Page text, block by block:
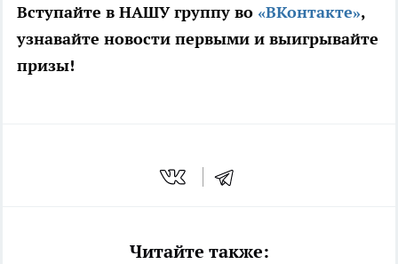
Вступайте в НАШУ группу во «ВКонтакте»,
узнавайте новости первыми и выигрывайте
призы!
Читайте также: